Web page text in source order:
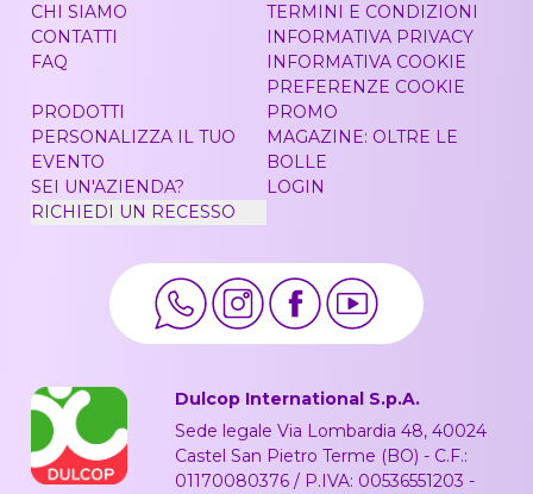
CHI SIAMO
CONTATTI
FAQ
TERMINI E CONDIZIONI
INFORMATIVA PRIVACY
INFORMATIVA COOKIE
PREFERENZE COOKIE
PRODOTTI
PERSONALIZZA IL TUO
EVENTO
SEI UN'AZIENDA?
RICHIEDI UN RECESSO
PROMO
MAGAZINE: OLTRE LE
BOLLE
LOGIN
Dulcop International S.p.A.
Sede legale Via Lombardia 48, 40024
Castel San Pietro Terme (BO) - C.F.:
01170080376 / P.IVA: 00536551203 -